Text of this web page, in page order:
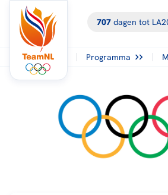
707dagen tot
Programma